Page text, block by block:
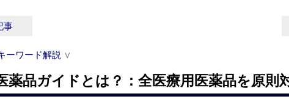
事
ーワード解説 ∨
薬品ガイドとは？：全医療用医薬品を原則